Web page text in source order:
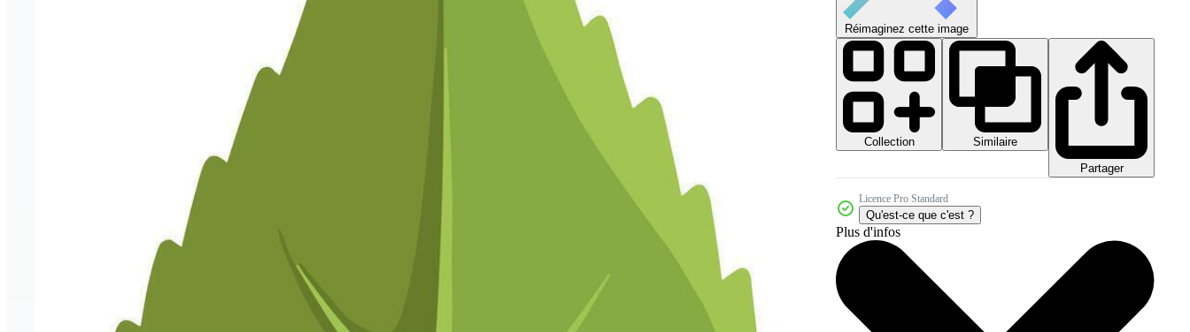
Réimaginez cette image
Collection
Similaire
Partager
Licence Pro Standard
Qu'est-ce que c'est ?
Plus d'infos